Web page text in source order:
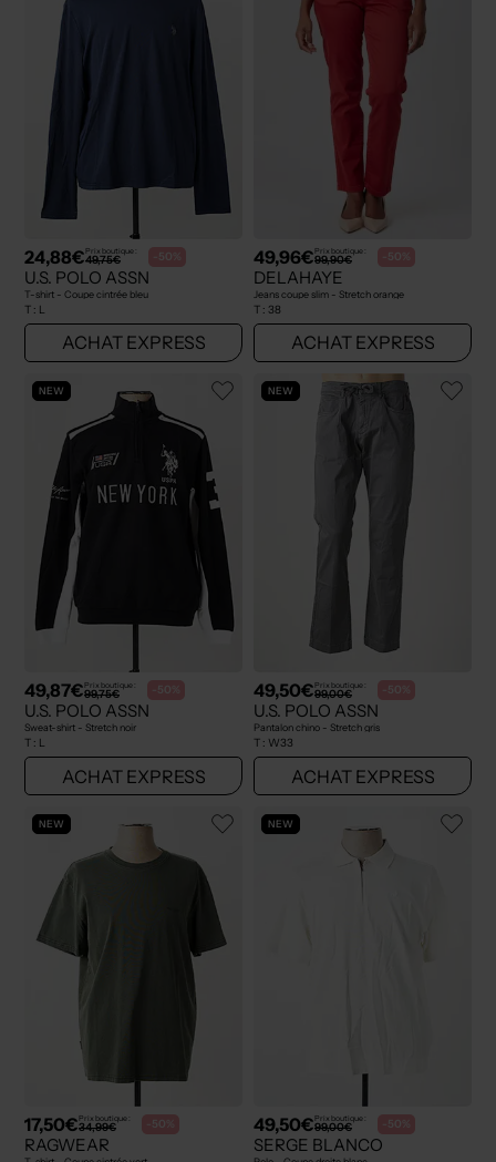
24,88€Prix boutique :
49,75€ -50%
U.S. POLO ASSN
T-shirt - Coupe cintrée bleu
T : L
ACHAT EXPRESS
49,96€Prix boutique :
99,90€ -50%
DELAHAYE
Jeans coupe slim - Stretch orange
T : 38
ACHAT EXPRESS
NEW
49,87€Prix boutique :
99,75€ -50%
U.S. POLO ASSN
Sweat-shirt - Stretch noir
T : L
ACHAT EXPRESS
NEW
49,50€Prix boutique :
99,00€ -50%
U.S. POLO ASSN
Pantalon chino - Stretch gris
T : W33
ACHAT EXPRESS
NEW
17,50€Prix boutique :
34,99€ -50%
RAGWEAR
NEW
49,50€Prix boutique :
99,00€ -50%
SERGE BLANCO